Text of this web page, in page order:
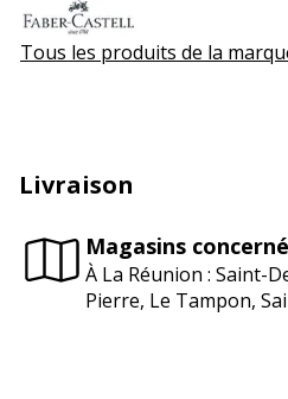
Tous les produits de la
Livraison
Magasins
À La Réunion : Saint-
Pierre, Le Tampon,